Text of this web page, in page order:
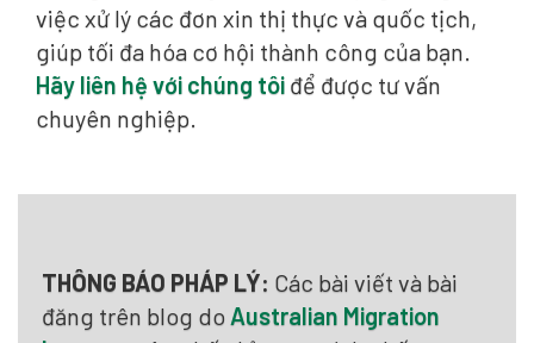
việc xử lý các đơn xin thị thực và quốc tịch,
giúp tối đa hóa cơ hội thành công của bạn.
Hãy liên hệ với chúng tôi để được tư vấn
chuyên nghiệp.
THÔNG BÁO PHÁP LÝ: Các bài viết và bài
đăng trên blog do Australian Migration